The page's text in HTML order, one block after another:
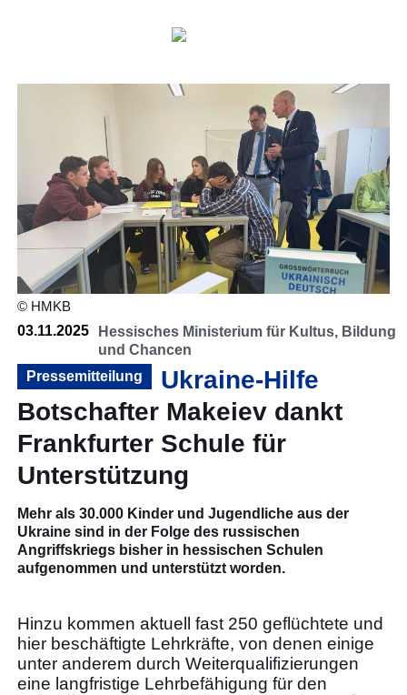
© HMKB
03.11.2025
Hessisches Ministerium für Kultus, Bildung
und Chancen
Pressemitteilung
Ukraine-Hilfe
Botschafter Makeiev dankt
Frankfurter Schule für
Unterstützung
Mehr als 30.000 Kinder und Jugendliche aus der
Ukraine sind in der Folge des russischen
Angriffskriegs bisher in hessischen Schulen
aufgenommen und unterstützt worden.
Hinzu kommen aktuell fast 250 geflüchtete und
hier beschäftigte Lehrkräfte, von denen einige
unter anderem durch Weiterqualifizierungen
eine langfristige Lehrbefähigung für den